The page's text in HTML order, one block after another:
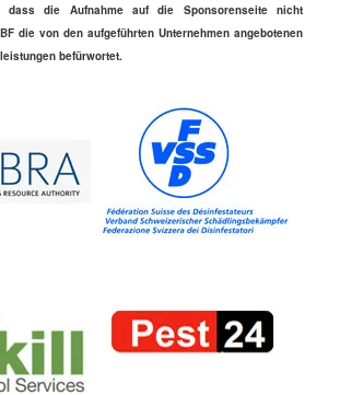
dass die Aufnahme auf die Sponsorenseite nicht
die von den aufgeführten Unternehmen angebotenen
befürwortet.